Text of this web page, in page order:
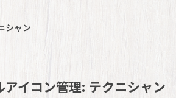
シャン
アイコン管理: テクニシャン